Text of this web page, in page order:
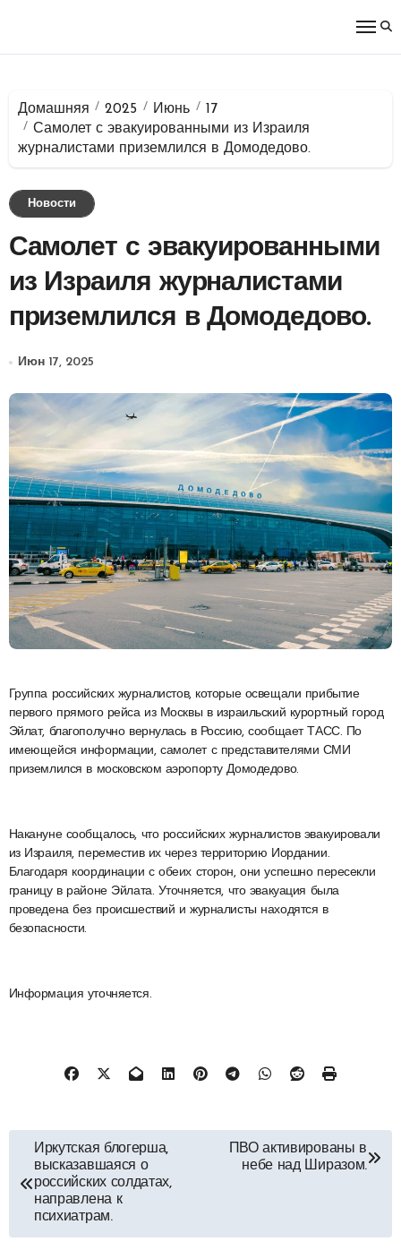
Домашняя 2025 Июнь
17
Самолет с эвакуированными из Израиля
журналистами приземлился в Домодедово.
Новости
Самолет с эвакуированными
из Израиля журналистами
приземлился в Домодедово.
Июн 17, 2025
первого прямого рейса из Москвы в израильский курортный город
Эйлат, благополучно вернулась в Россию, сообщает ТАСС. По
имеющейся информации, самолет с представителями СМИ
приземлился в московском аэропорту Домодедово.
Накануне сообщалось, что российских журналистов эвакуировали
из Израиля, переместив их через территорию Иордании.
Благодаря координации с обеих сторон, они успешно пересекли
границу в районе Эйлата. Уточняется, что эвакуация была
проведена без происшествий и журналисты находятся в
безопасности.
Информация уточняется.
Навигация
по
записям
Иркутская блогерша,
высказавшаяся о
российских солдатах,
направлена к
психиатрам.
ПВО активированы в
небе над Ширазом.